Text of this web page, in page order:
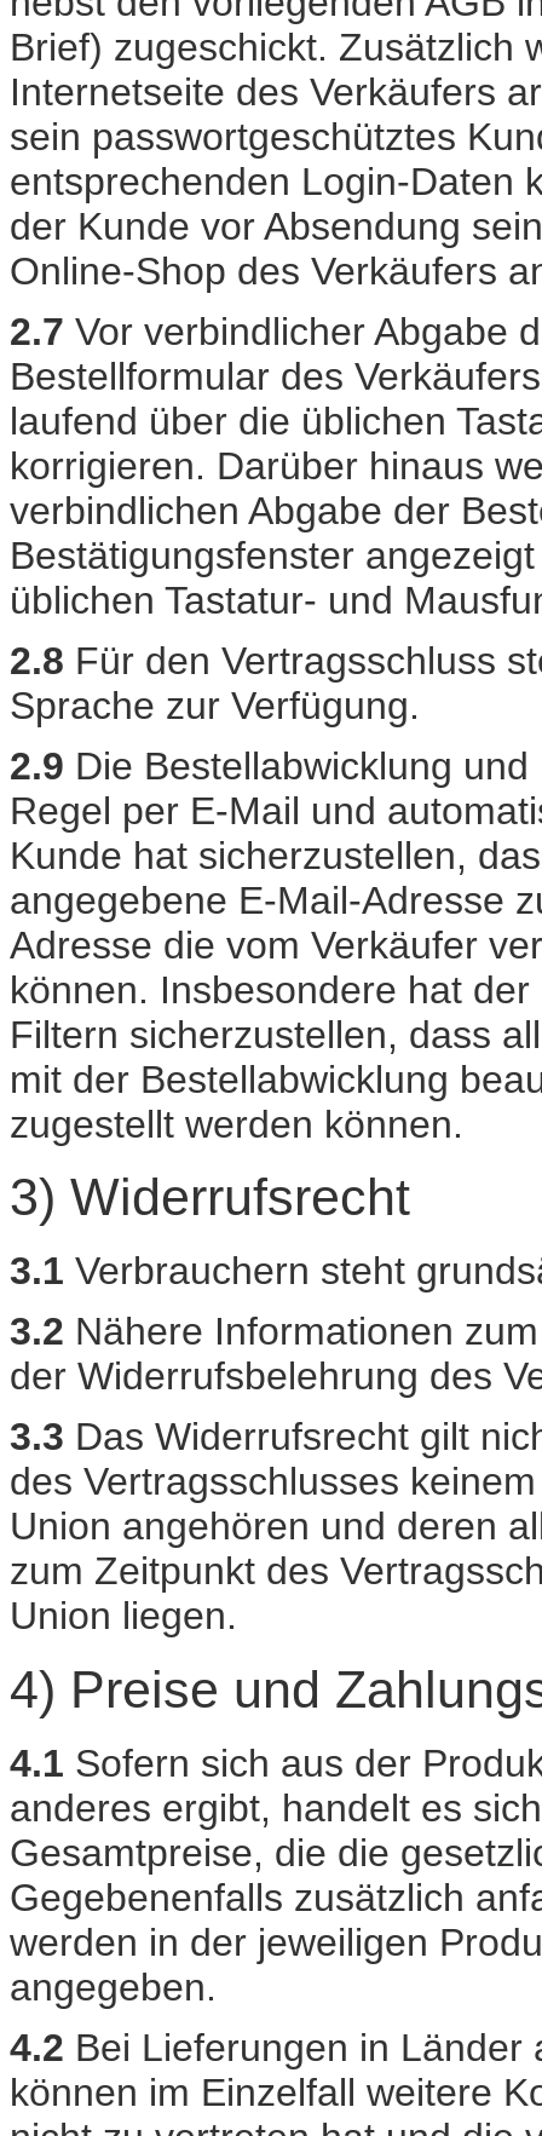
Brief) zugeschickt. Zusätzlich
Internetseite des Verkäufers
sein passwortgeschütztes
entsprechenden Login-Daten
der Kunde vor Absendung
Online-Shop des Verkäufers
2.7 Vor verbindlicher Abgabe
Bestellformular des
laufend über die üblichen
korrigieren. Darüber hinaus
verbindlichen Abgabe der
Bestätigungsfenster
üblichen Tastatur- und
2.8 Für den Vertragsschluss
Sprache zur Verfügung.
2.9 Die Bestellabwicklung
Regel per E-Mail und
Kunde hat sicherzustellen,
angegebene E-Mail-Adresse
Adresse die vom Verkäufer
können. Insbesondere hat
Filtern sicherzustellen, dass
mit der Bestellabwicklung
zugestellt werden können.
3) Widerrufsrecht
3.1 Verbrauchern steht
3.2 Nähere Informationen
der Widerrufsbelehrung des
3.3 Das Widerrufsrecht gilt
des Vertragsschlusses
Union angehören und deren
zum Zeitpunkt des
Union liegen.
4) Preise und
4.1 Sofern sich aus der
anderes ergibt, handelt es
Gesamtpreise, die die
Gegebenenfalls zusätzlich
werden in der jeweiligen
angegeben.
4.2 Bei Lieferungen in
können im Einzelfall weitere